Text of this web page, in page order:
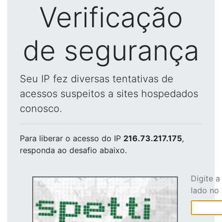
Verificação
de segurança
Seu IP fez diversas tentativas de
acessos suspeitos a sites hospedados
conosco.
Para liberar o acesso do IP 216.73.217.175,
responda ao desafio abaixo.
Digite
lado no